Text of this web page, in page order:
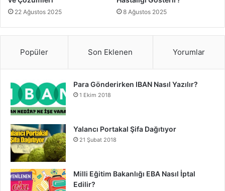
22 Ağustos 2025 8 Ağustos 2025
Popüler Son Eklenen Yorumlar
Para Gönderirken IBAN Nasıl Yazılır?
1 Ekim 2018
Yalancı Portakal Şifa Dağıtıyor
21 Şubat 2018
Milli Eğitim Bakanlığı EBA Nasıl İptal
Edilir?